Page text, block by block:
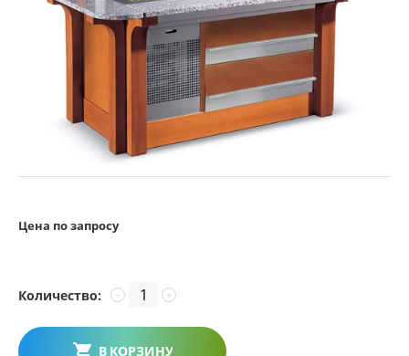
Цена по запросу
Количество: +
−
В КОРЗИНУ